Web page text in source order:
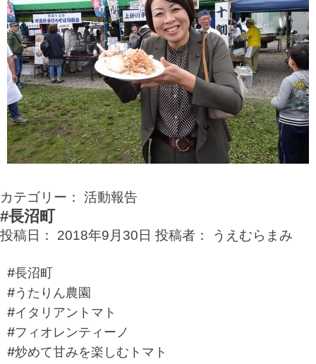
カテゴリー： 活動報告
#長沼町
投稿日： 2018年9月30日 投稿者： うえむらまみ
#長沼町
#うたりん農園
#イタリアントマト
#フィオレンティーノ
#炒めて甘みを楽しむトマト